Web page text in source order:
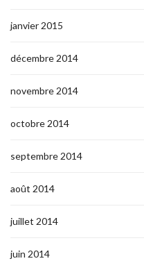
janvier 2015
décembre 2014
novembre 2014
octobre 2014
septembre 2014
août 2014
juillet 2014
juin 2014